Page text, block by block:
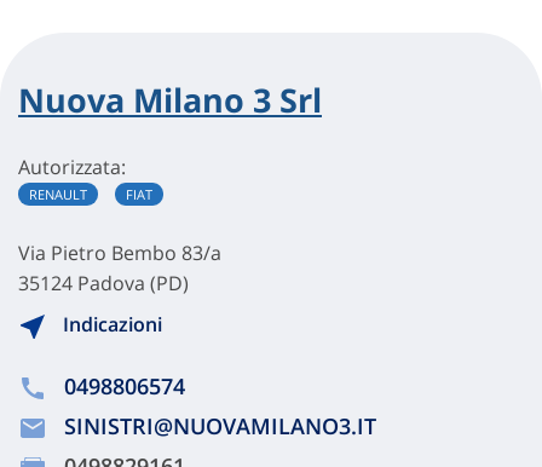
Nuova Milano 3 Srl
Autorizzata:
RENAULT FIAT
Via Pietro Bembo 83/a
35124 Padova (PD)
Indicazioni
0498806574
SINISTRI@NUOVAMILANO3.IT